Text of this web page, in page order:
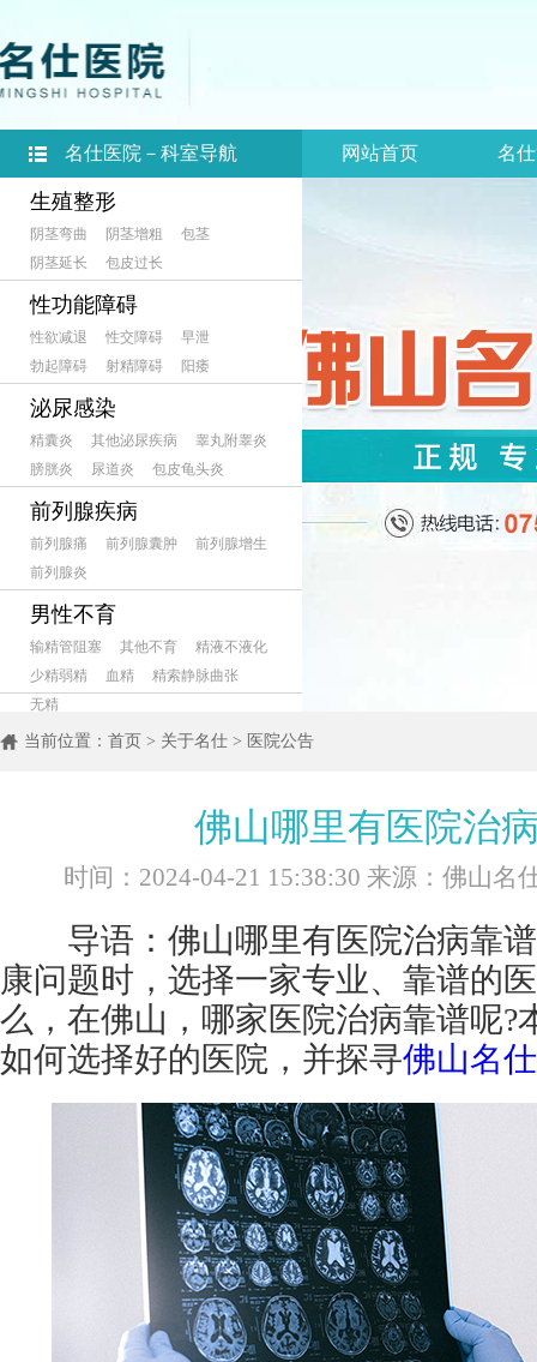
生殖整形
阴茎弯曲 阴茎增粗
包茎
阴茎延长
包皮过长
性功能障碍
性欲减退 性交障碍
早泄
勃起障碍
射精障碍 阳痿
泌尿感染
精囊炎 其他泌尿疾病
睾丸附睾炎
膀胱炎
尿道炎 包皮龟头炎
前列腺疾病
前列腺痛 前列腺囊肿
前列腺增生
前列腺炎
男性不育
输精管阻塞 其他不育
精液不液化
少精弱精
血精
精索静脉曲张
无精
名仕医院－科室导航 网站首页 名
当前位置： 首页 > 关于名仕 > 医院公告
佛山哪里有医院治
时间：2024-04-21 15:38:30 来源：佛山名
导语：佛山哪里有医院治病靠谱
康问题时，选择一家专业、靠谱的
么，在佛山，哪家医院治病靠谱呢?
如何选择好的医院，并探寻佛山名